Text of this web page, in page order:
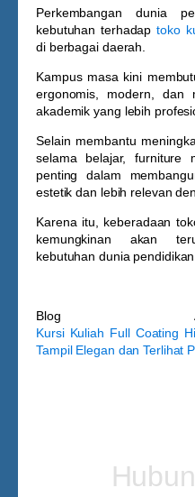
Perkembangan dunia
kebutuhan terhadaptoko
di berbagai daerah.
Kampus masa kini
ergonomis, modern, dan
akademik yang lebih
Selain membantu
selama belajar, furniture
penting dalam
estetik dan lebih relevan
Karena itu, keberadaan
kemungkinan akan
kebutuhan dunia
Blog
Kursi Kuliah Full Coating
Tampil Elegan dan Terlihat